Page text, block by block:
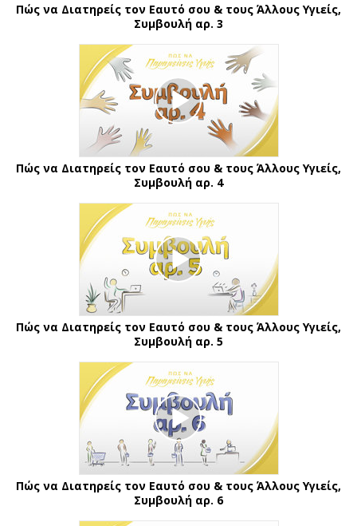
Πώς να Διατηρείς τον Εαυτό σου & τους Άλλους Υγιείς,
Συμβουλή αρ. 3
Πώς να Διατηρείς τον Εαυτό σου & τους Άλλους Υγιείς,
Συμβουλή αρ. 4
Πώς να Διατηρείς τον Εαυτό σου & τους Άλλους Υγιείς,
Συμβουλή αρ. 5
Πώς να Διατηρείς τον Εαυτό σου & τους Άλλους Υγιείς,
Συμβουλή αρ. 6